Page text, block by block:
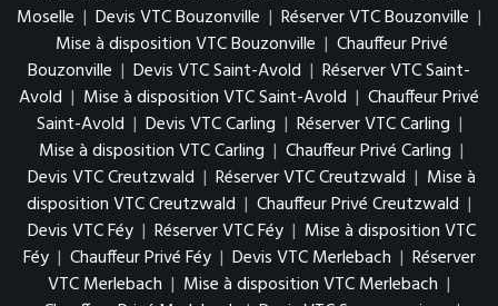
Moselle | Devis VTC Bouzonville | Réserver VTC Bouzonville |
Mise à disposition VTC Bouzonville | Chauffeur Privé
Bouzonville | Devis VTC Saint-Avold | Réserver VTC Saint-
Avold | Mise à disposition VTC Saint-Avold | Chauffeur Privé
Saint-Avold | Devis VTC Carling | Réserver VTC Carling |
Mise à disposition VTC Carling | Chauffeur Privé Carling |
Devis VTC Creutzwald | Réserver VTC Creutzwald | Mise à
disposition VTC Creutzwald | Chauffeur Privé Creutzwald |
Devis VTC Féy | Réserver VTC Féy | Mise à disposition VTC
Féy | Chauffeur Privé Féy | Devis VTC Merlebach | Réserver
VTC Merlebach | Mise à disposition VTC Merlebach |